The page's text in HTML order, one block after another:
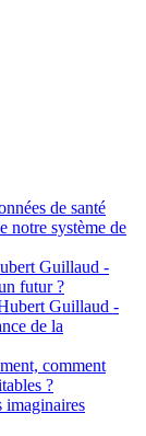
de santé
notre système de
Guillaud -
futur ?
Guillaud -
de la
comment
?
imaginaires